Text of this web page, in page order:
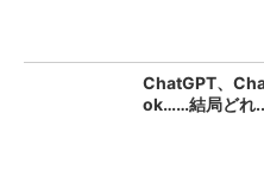
ChatGPT、
ok……結局どれ